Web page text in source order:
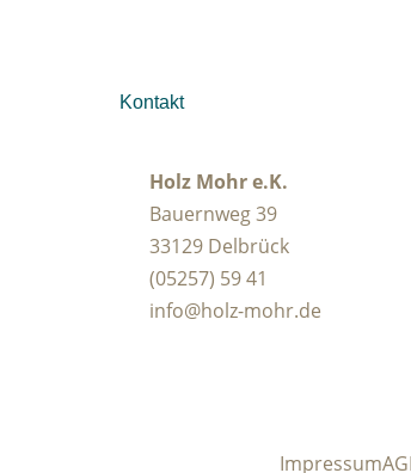
Kontakt
Holz Mohr e.K.
Bauernweg 39
33129 Delbrück
(05257) 59 41
info@holz-mohr.de
Impressum